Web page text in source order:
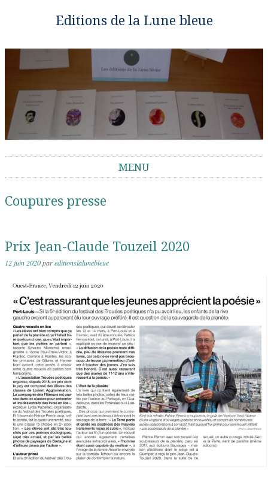
Editions de la Lune bleue
MENU
Coupures presse
Prix Jean-Claude Touzeil 2020
12 juin 2020pareditionslalunebleue